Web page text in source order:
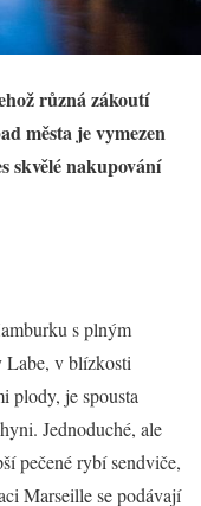
různá zákoutí
města je vymezen
skvělé nakupování
s plným
Labe, v blízkosti
plody, je spousta
Jednoduché, ale
pečené rybí sendviče,
Marseille se podávají